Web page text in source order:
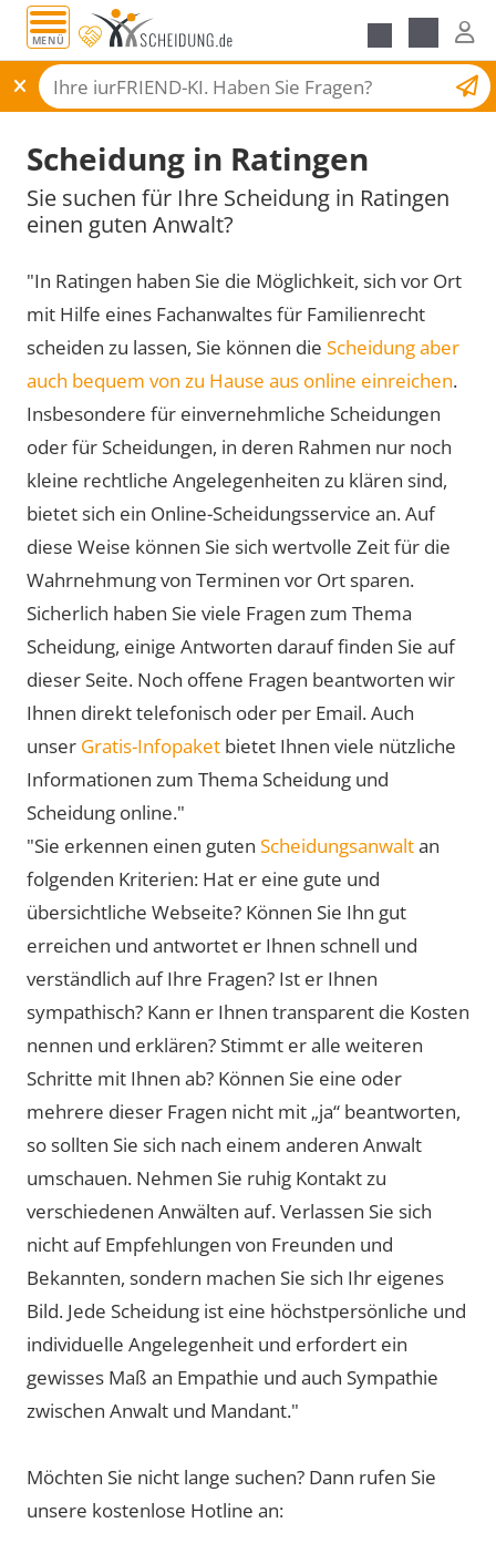
MENÜ
Scheidungsantrag
Scheidung in Ratingen
Sie suchen für Ihre Scheidung in Ratingen
einen guten Anwalt?
"In Ratingen haben Sie die Möglichkeit, sich vor Ort
mit Hilfe eines Fachanwaltes für Familienrecht
scheiden zu lassen, Sie können die Scheidung aber
auch bequem von zu Hause aus online einreichen.
Insbesondere für einvernehmliche Scheidungen
oder für Scheidungen, in deren Rahmen nur noch
kleine rechtliche Angelegenheiten zu klären sind,
bietet sich ein Online-Scheidungsservice an. Auf
diese Weise können Sie sich wertvolle Zeit für die
Wahrnehmung von Terminen vor Ort sparen.
Sicherlich haben Sie viele Fragen zum Thema
Scheidung, einige Antworten darauf finden Sie auf
dieser Seite. Noch offene Fragen beantworten wir
Ihnen direkt telefonisch oder per Email. Auch
unser Gratis-Infopaket bietet Ihnen viele nützliche
Informationen zum Thema Scheidung und
Scheidung online."
"Sie erkennen einen guten Scheidungsanwaltan
folgenden Kriterien: Hat er eine gute und
übersichtliche Webseite? Können Sie Ihn gut
erreichen und antwortet er Ihnen schnell und
verständlich auf Ihre Fragen? Ist er Ihnen
sympathisch? Kann er Ihnen transparent die Kosten
nennen und erklären? Stimmt er alle weiteren
Schritte mit Ihnen ab? Können Sie eine oder
mehrere dieser Fragen nicht mit „ja“ beantworten,
so sollten Sie sich nach einem anderen Anwalt
umschauen. Nehmen Sie ruhig Kontakt zu
verschiedenen Anwälten auf. Verlassen Sie sich
nicht auf Empfehlungen von Freunden und
Bekannten, sondern machen Sie sich Ihr eigenes
Bild. Jede Scheidung ist eine höchstpersönliche und
individuelle Angelegenheit und erfordert ein
gewisses Maß an Empathie und auch Sympathie
zwischen Anwalt und Mandant."
Möchten Sie nicht lange suchen? Dann rufen Sie
unsere kostenlose Hotline an: